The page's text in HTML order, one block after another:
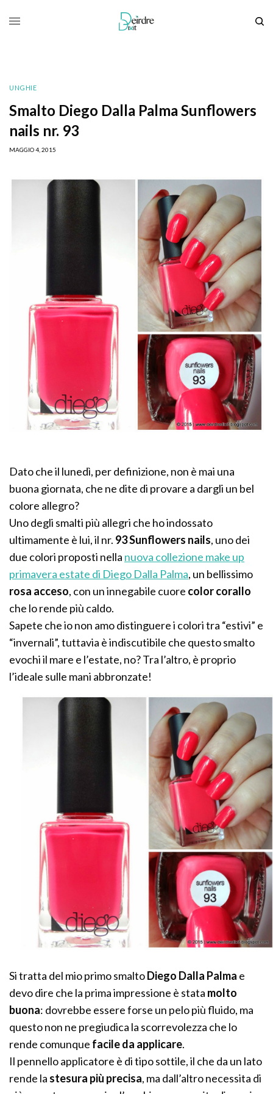
UNGHIE
Smalto Diego Dalla Palma Sunflowers
nails nr. 93
MAGGIO 4, 2015
Dato che il lunedì, per definizione, non è mai una
buona giornata, che ne dite di provare a dargli un bel
colore allegro?
Uno degli smalti più allegri che ho indossato
ultimamente è lui, il nr. 93 Sunflowers nails, uno dei
due colori proposti nella nuova collezione make up
primavera estate di Diego Dalla Palma, un bellissimo
rosa acceso, con un innegabile cuore color corallo
che lo rende più caldo.
Sapete che io non amo distinguere i colori tra “estivi” e
“invernali”, tuttavia è indiscutibile che questo smalto
evochi il mare e l’estate, no? Tra l’altro, è proprio
l’ideale sulle mani abbronzate!
Si tratta del mio primo smaltoDiego Dalla Palma e
devo dire che la prima impressione è stata molto
buona: dovrebbe essere forse un pelo più fluido, ma
questo non ne pregiudica la scorrevolezza che lo
rende comunque facile da applicare.
Il pennello applicatore è di tipo sottile, il che da un lato
rende la stesura più precisa, ma dall’altro necessita di